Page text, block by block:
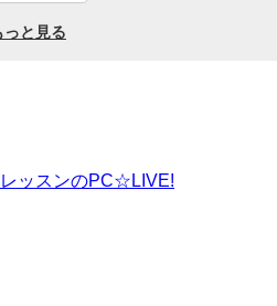
ッスンのPC☆LIVE!